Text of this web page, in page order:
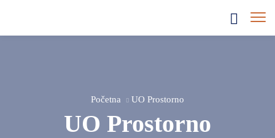
Početna UO Prostorno
UO Prostorno